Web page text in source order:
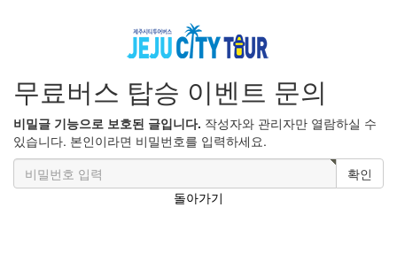
무료버스 탑승 이벤트 문의
비밀글 기능으로 보호된 글입니다. 작성자와 관리자만 열람하실 수
있습니다. 본인이라면 비밀번호를 입력하세요.
확인
돌아가기